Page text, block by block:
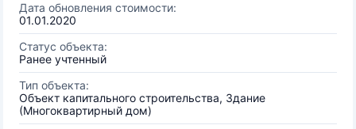
Дата обновления стоимости:
01.01.2020
Статус объекта:
Ранее учтенный
Тип объекта:
Объект капитального строительства, Здание
(Многоквартирный дом)